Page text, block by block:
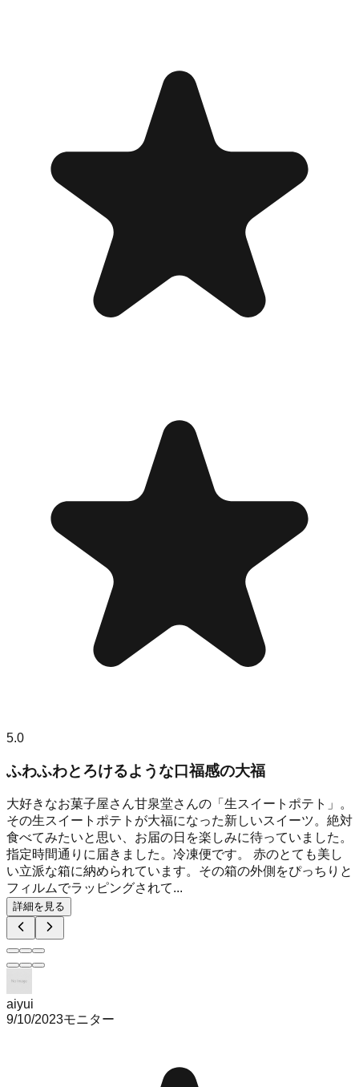
5.0
ふわふわとろけるような口福感の大福
大好きなお菓子屋さん甘泉堂さんの「生スイートポテト」。
その生スイートポテトが大福になった新しいスイーツ。絶対
食べてみたいと思い、お届の日を楽しみに待っていました。
指定時間通りに届きました。冷凍便です。 赤のとても美し
い立派な箱に納められています。その箱の外側をぴっちりと
フィルムでラッピングされて...
詳細を見る
aiyui
9/10/2023モニター